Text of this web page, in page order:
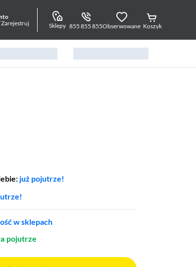
Zarejestruj
Sklepy 855 855 855Obserwowane Koszyk
już pojutrze!
w sklepach
pojutrze